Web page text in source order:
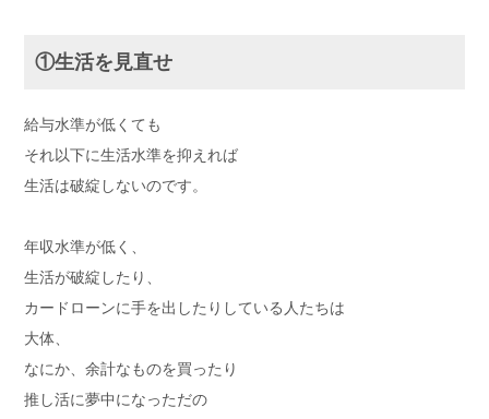
①生活を見直せ
給与水準が低くても
それ以下に生活水準を抑えれば
生活は破綻しないのです。
年収水準が低く、
生活が破綻したり、
カードローンに手を出したりしている人たちは
大体、
なにか、余計なものを買ったり
推し活に夢中になっただの